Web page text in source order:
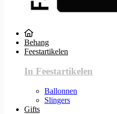
Behang
Feestartikelen
In Feestartikelen
Ballonnen
Slingers
Gifts